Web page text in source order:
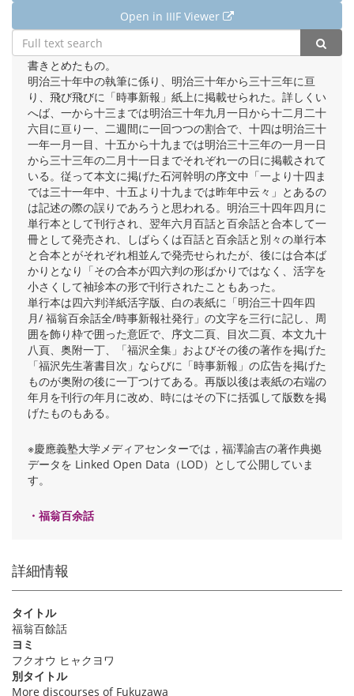
Open in IIIF Viewer
「福翁百話」と同じような趣旨で、随時に思いついた所感を
書きとめたもの。
明治三十年中の執筆に係り、明治三十年から三十三年に亘
り、飛び飛びに「時事新報」紙上に掲載せられた。詳しくい
へば、一から十三までは明治三十年九月一日から十二月二十
六目に亘り一、二週間に一回つつの割合で、十四は明治三十
一年一月一目、十五から十九までは明治三十三年の一月一日
から三十三年の二月十一日までそれぞれ一の日に掲載されて
いる。従って本文に掲げた石河幹明の序文中「一より十四ま
では三十一年中、十五より十九までは昨年中云々」とあるの
は記述の際の誤りであろうと思われる。明治三十四年四月に
単行本として刊行され、翌年六月百話と百余話と合本して一
冊として発売され、しばらくは百話と百余話と別々の単行本
と合本とがそれぞれ相並んで発売せられたが、後には合本ば
かりとなり「その合本が四六判の形ばかりではなく、活字を
小さくして袖珍本の形で刊行されたこともあった。
単行本は四六判洋紙活字版、白の表紙に「明治三十四年四
月/ 福翁百余話全/時事新報社発行」の文字を三行に記し、周
囲を飾り枠で囲った意匠で、序文二頁、目次二頁、本文九十
八頁、奥附一丁、「福沢全集」およびその後の著作を掲げた
「福沢先生著書目次」ならびに「時事新報」の広告を掲げた
ものが奥附の後に一丁つけてある。再版以後は表紙の右端の
年月を刊行の年月に改め、時にはその下に括弧して版数を掲
げたものもある。
※慶應義塾大学メディアセンターでは，福澤諭吉の著作典拠
データを Linked Open Data（LOD）として公開していま
す。
・福翁百余話
詳細情報
タイトル
福翁百餘話
ヨミ
フクオウ ヒャクヨワ
別タイトル
More discourses of Fukuzawa